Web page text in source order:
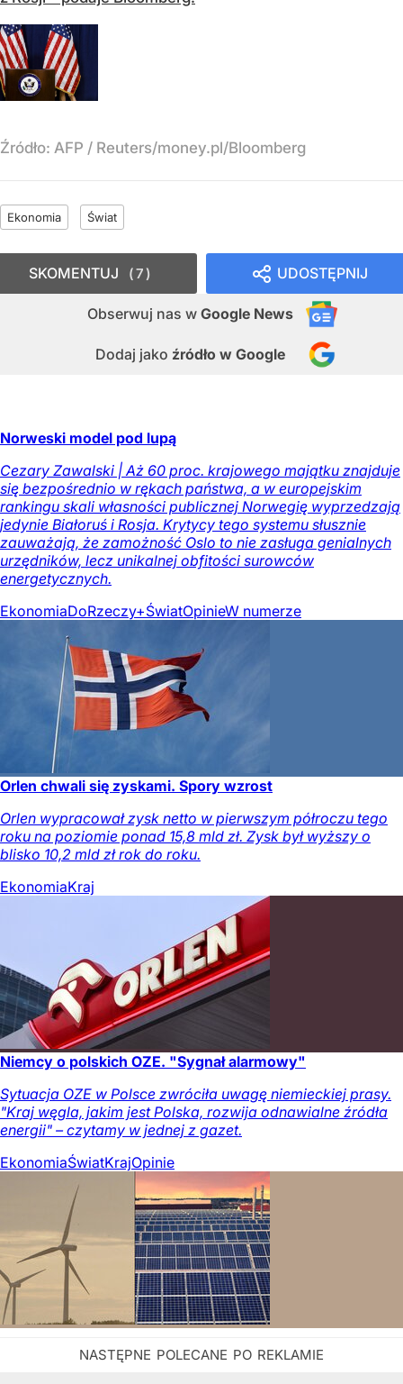
Źródło: AFP / Reuters/money.pl/Bloomberg
Ekonomia Świat
UDOSTĘPNIJ
Obserwuj nas w Google News
Dodaj jako źródło w Google
SKOMENTUJ 7
Norweski model pod lupą
Cezary Zawalski | Aż 60 proc. krajowego majątku znajduje
się bezpośrednio w rękach państwa, a w europejskim
rankingu skali własności publicznej Norwegię wyprzedzają
jedynie Białoruś i Rosja. Krytycy tego systemu słusznie
zauważają, że zamożność Oslo to nie zasługa genialnych
urzędników, lecz unikalnej obfitości surowców
energetycznych.
EkonomiaDoRzeczy+ŚwiatOpinieW numerze
Orlen chwali się zyskami. Spory wzrost
Orlen wypracował zysk netto w pierwszym półroczu tego
roku na poziomie ponad 15,8 mld zł. Zysk był wyższy o
blisko 10,2 mld zł rok do roku.
EkonomiaKraj
Niemcy o polskich OZE. "Sygnał alarmowy"
Sytuacja OZE w Polsce zwróciła uwagę niemieckiej prasy.
"Kraj węgla, jakim jest Polska, rozwija odnawialne źródła
energii" – czytamy w jednej z gazet.
EkonomiaŚwiatKrajOpinie